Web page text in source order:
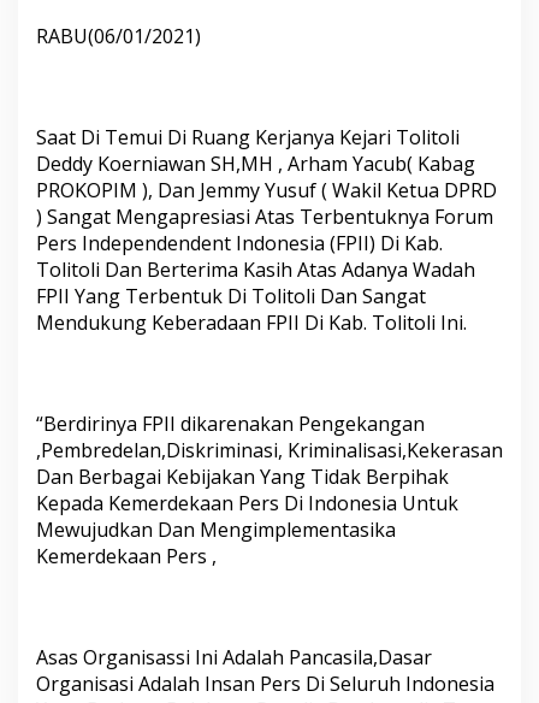
i
K
e
b
e
b
e
r
a
p
s
t
a
n
s
i
RABU(06/01/2021)
Saat Di Temui Di Ruang Kerjanya Kejari Tolitoli
Deddy Koerniawan SH,MH , Arham Yacub( Kabag
PROKOPIM ), Dan Jemmy Yusuf ( Wakil Ketua DPRD
) Sangat Mengapresiasi Atas Terbentuknya Forum
Pers Independendent Indonesia (FPII) Di Kab.
Tolitoli Dan Berterima Kasih Atas Adanya Wadah
FPII Yang Terbentuk Di Tolitoli Dan Sangat
Mendukung Keberadaan FPII Di Kab. Tolitoli Ini.
“Berdirinya FPII dikarenakan Pengekangan
,Pembredelan,Diskriminasi, Kriminalisasi,Kekerasan
Dan Berbagai Kebijakan Yang Tidak Berpihak
Kepada Kemerdekaan Pers Di Indonesia Untuk
Mewujudkan Dan Mengimplementasika
Kemerdekaan Pers ,
Asas Organisassi Ini Adalah Pancasila,Dasar
Organisasi Adalah Insan Pers Di Seluruh Indonesia